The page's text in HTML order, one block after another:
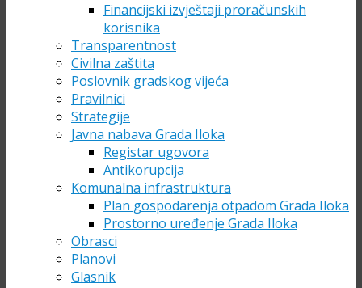
Financijski izvještaji proračunskih
korisnika
Transparentnost
Civilna zaštita
Poslovnik gradskog vijeća
Pravilnici
Strategije
Javna nabava Grada Iloka
Registar ugovora
Antikorupcija
Komunalna infrastruktura
Plan gospodarenja otpadom Grada Iloka
Prostorno uređenje Grada Iloka
Obrasci
Planovi
Glasnik